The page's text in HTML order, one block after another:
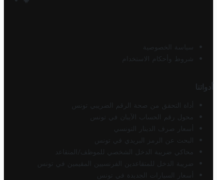
سياسة الخصوصية
شروط وأحكام الاستخدام
أدواتنا
أداة التحقق من صحة الرقم الضريبي تونس
محول رقم الحساب الآيبان في تونس
أسعار صرف الدينار التونسي
البحث عن الرمز البريدي في تونس
محاكي ضريبة الدخل الشخصي للموظف/المتقاعد
ضريبة الدخل للمتقاعدين الفرنسيين المقيمين في تونس
أسعار السيارات الجديدة في تونس